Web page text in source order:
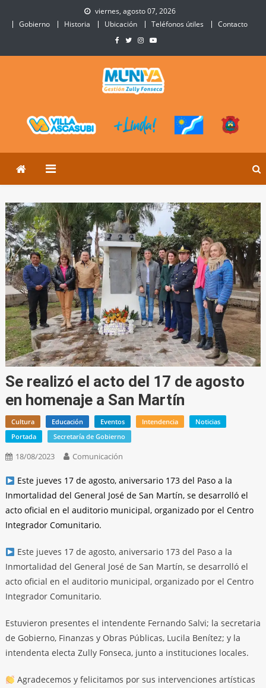
viernes, agosto 07, 2026
Gobierno
Historia Ubicación Teléfonos útiles Contacto
Ascasubi
Se realizó el acto del 17 de agosto
en homenaje a San Martín
Cultura Educación Eventos Intendencia
Noticias
Portada
Secretaría de Gobierno
18/08/2023 Comunicación
Este jueves 17 de agosto, aniversario 173 del Paso a la
Inmortalidad del General José de San Martín, se desarrolló el
acto oficial en el auditorio municipal, organizado por el Centro
Integrador Comunitario.
Este jueves 17 de agosto, aniversario 173 del Paso a la
Inmortalidad del General José de San Martín, se desarrolló el
acto oficial en el auditorio municipal, organizado por el Centro
Integrador Comunitario.
Estuvieron presentes el intendente Fernando Salvi; la secretaria
de Gobierno, Finanzas y Obras Públicas, Lucila Benítez; y la
intendenta electa Zully Fonseca, junto a instituciones locales.
Agradecemos y felicitamos por sus intervenciones artísticas